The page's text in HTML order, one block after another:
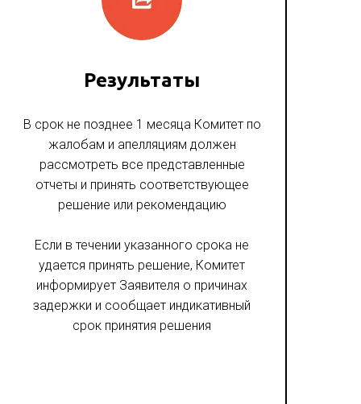
Результаты
В срок не позднее 1 месяца Комитет по
жалобам и апелляциям должен
рассмотреть все представленные
отчеты и принять соответствующее
решение или рекомендацию
Если в течении указанного срока не
удается принять решение, Комитет
информирует Заявителя о причинах
задержки и сообщает индикативный
срок принятия решения